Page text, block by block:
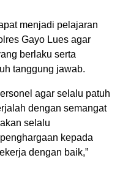
menjadi pelajaran
Gayo Lues agar
berlaku serta
tanggung jawab.
agar selalu patuh
dengan semangat
selalu
kepada
dengan baik,”